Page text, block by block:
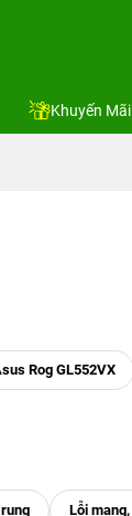
Khuyến Mãi
Rog GL552VX